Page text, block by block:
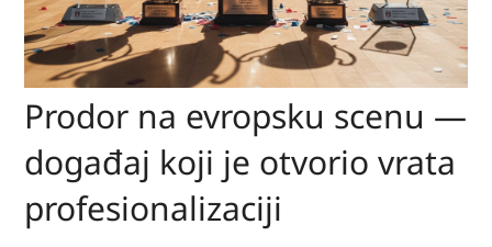
Prodor na evropsku scenu —
događaj koji je otvorio vrata
profesionalizaciji